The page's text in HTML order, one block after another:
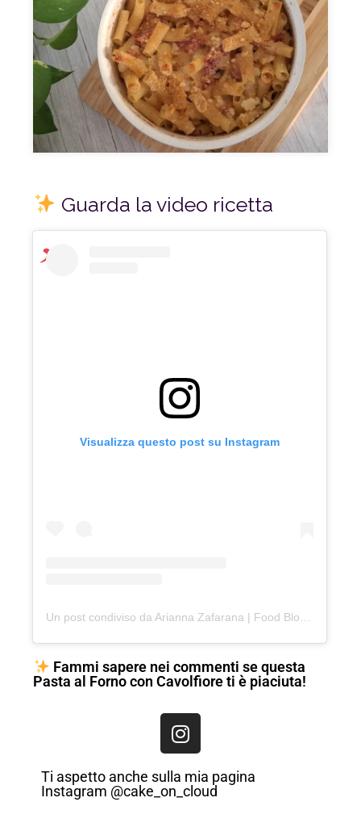
Guarda la video ricetta
Visualizza questo post su Instagram
Fammi sapere nei commenti se questa
Pasta al Forno con Cavolfiore ti è piaciuta!
Ti aspetto anche sulla mia pagina
Instagram @cake_on_cloud